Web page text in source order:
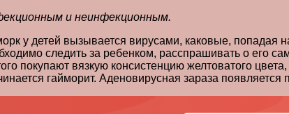
и неинфекционным.
у детей вызывается вирусами, каковые, попадая
следить за ребенком, расспрашивать о его
покупают вязкую консистенцию желтоватого
гайморит. Аденовирусная зараза